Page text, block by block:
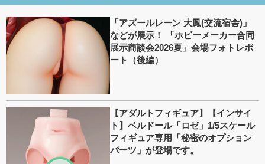
「アズールレーン 大鳳(交流宿舎)」
などが展示！ 「ホビーメーカー合同
展示商談会2026夏」会場フォトレポ
ート（後編）
【アダルトフィギュア】【インサイ
ト】ベルドール「ロゼ」1/5スケール
フィギュア専用「秘密のオプション
パーツ」が登場です。